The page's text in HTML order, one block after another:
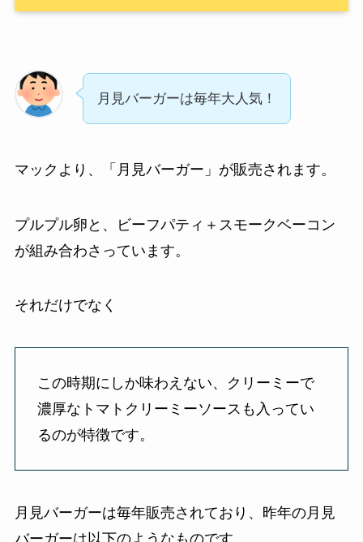
月見バーガーは毎年大人気！
マックより、「月見バーガー」が販売されます。
プルプル卵と、ビーフパティ＋スモークベーコン
が組み合わさっています。
それだけでなく
この時期にしか味わえない、クリーミーで
濃厚なトマトクリーミーソースも入ってい
るのが特徴です。
月見バーガーは毎年販売されており、昨年の月見
バーガーは以下のようなものです。